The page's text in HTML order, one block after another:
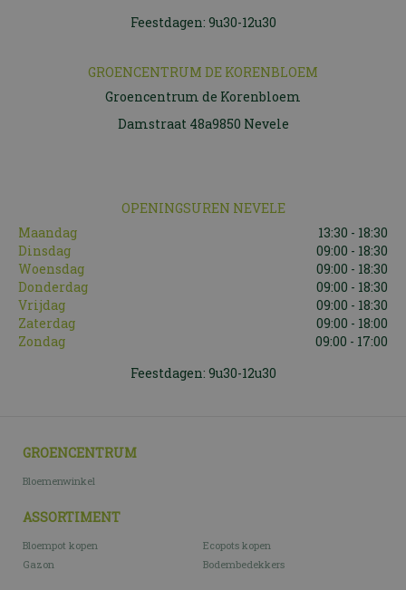
Feestdagen: 9u30-12u30
GROENCENTRUM DE KORENBLOEM
Groencentrum de Korenbloem
Damstraat 48a9850 Nevele
OPENINGSUREN NEVELE
Maandag
13:30 - 18:30
Dinsdag
09:00 - 18:30
Woensdag
09:00 - 18:30
Donderdag
09:00 - 18:30
Vrijdag
09:00 - 18:30
Zaterdag
09:00 - 18:00
Zondag
09:00 - 17:00
Feestdagen: 9u30-12u30
GROENCENTRUM
Bloemenwinkel
ASSORTIMENT
Bloempot kopen
Ecopots kopen
Gazon
Bodembedekkers